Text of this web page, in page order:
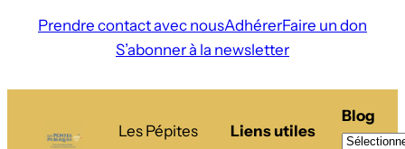
Prendre contact avec nousAdhérerFaire un don
S’abonner à la newsletter
Les Pépites
Liens utiles
Blog